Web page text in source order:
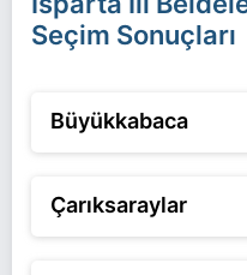
Seçim Sonuçları
Büyükkabaca
Çarıksaraylar